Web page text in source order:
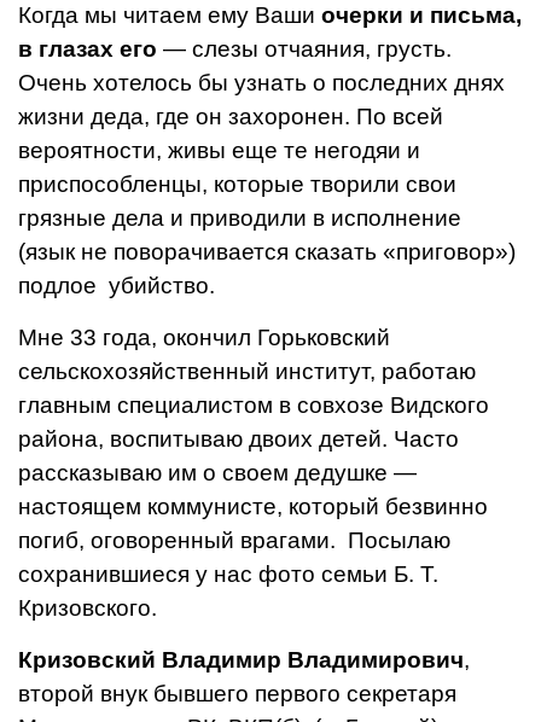
Когда мы читаем ему Ваши очерки и письма,
в глазах его — слезы отчаяния, грусть.
Очень хотелось бы узнать о последних днях
жизни деда, где он захо­ронен. По всей
вероятности, жи­вы еще те негодяи и
приспособ­ленцы, которые творили свои
грязные дела и приводили в исполнение
(язык не поворачи­вается сказать «приговор»)
подлое убийство.
Мне 33 года, окончил Горьковский
сельскохозяйственный инс­титут, работаю
главным специа­листом в совхозе Видского
райо­на, воспитываю двоих детей. Час­то
рассказываю им о своем де­душке —
настоящем коммунис­те, который безвинно
погиб, оговоренный врагами. Посылаю
сохранившиеся у нас фото семьи Б. Т.
Кризовского.
Кризовский Владимир Владими­рович,
второй внук бывшего пер­вого секретаря